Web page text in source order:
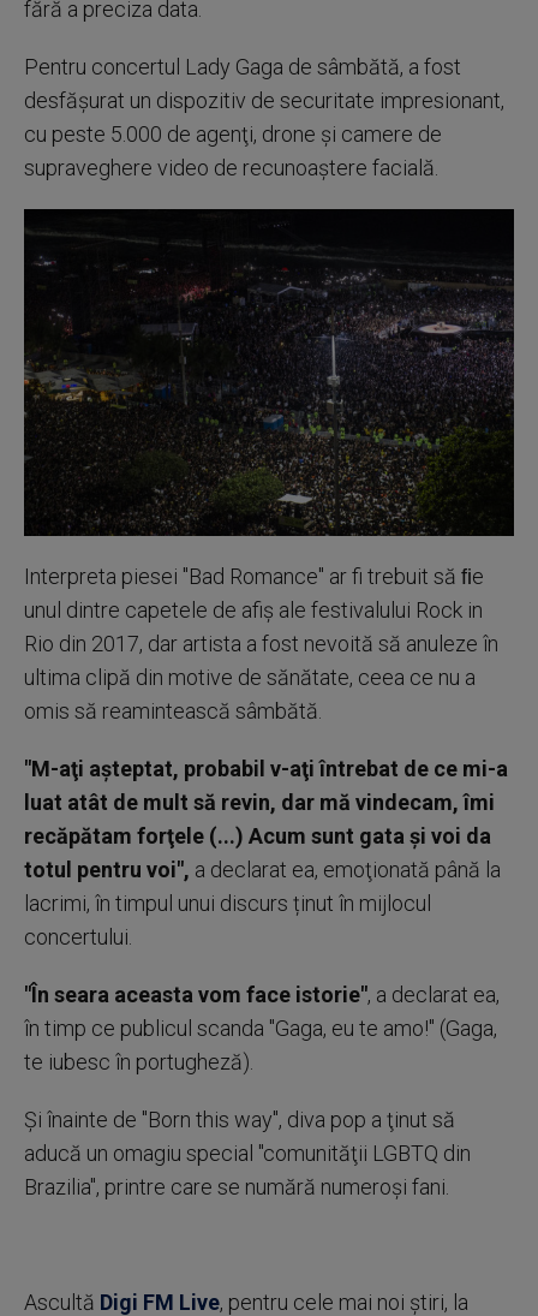
fără a preciza data.
Pentru concertul Lady Gaga de sâmbătă, a fost
desfăşurat un dispozitiv de securitate impresionant,
cu peste 5.000 de agenţi, drone şi camere de
supraveghere video de recunoaştere facială.
Interpreta piesei "Bad Romance" ar fi trebuit să ﬁe
unul dintre capetele de afiş ale festivalului Rock in
Rio din 2017, dar artista a fost nevoită să anuleze în
ultima clipă din motive de sănătate, ceea ce nu a
omis să reamintească sâmbătă.
"M-aţi aşteptat, probabil v-aţi întrebat de ce mi-a
luat atât de mult să revin, dar mă vindecam, îmi
recăpătam forţele (...) Acum sunt gata şi voi da
totul pentru voi", a declarat ea, emoţionată până la
lacrimi, în timpul unui discurs ținut în mijlocul
concertului.
"În seara aceasta vom face istorie", a declarat ea,
în timp ce publicul scanda "Gaga, eu te amo!" (Gaga,
te iubesc în portugheză).
Şi înainte de "Born this way", diva pop a ţinut să
aducă un omagiu special "comunităţii LGBTQ din
Brazilia", printre care se numără numeroşi fani.
Ascultă Digi FM Live, pentru cele mai noi știri, la